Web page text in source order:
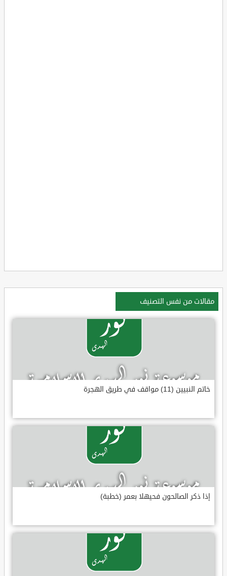
مقالات من نفس التصنيف
خاتم النبيين (11) مواقف في طريق الهجرة
إذا ذكر الصالحون فحيهلا بعمر (خطبة)